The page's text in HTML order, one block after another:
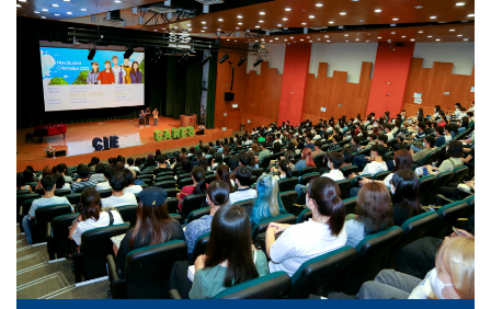
2022-
23
助
新
生
开